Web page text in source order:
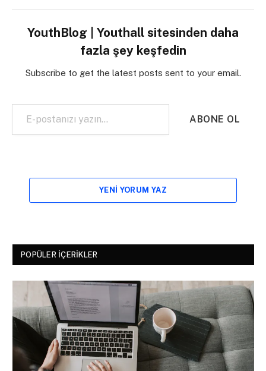
YouthBlog | Youthall sitesinden daha
fazla şey keşfedin
Subscribe to get the latest posts sent to your email.
E-postanızı yazın…
ABONE OL
YENI YORUM YAZ
POPÜLER İÇERIKLER